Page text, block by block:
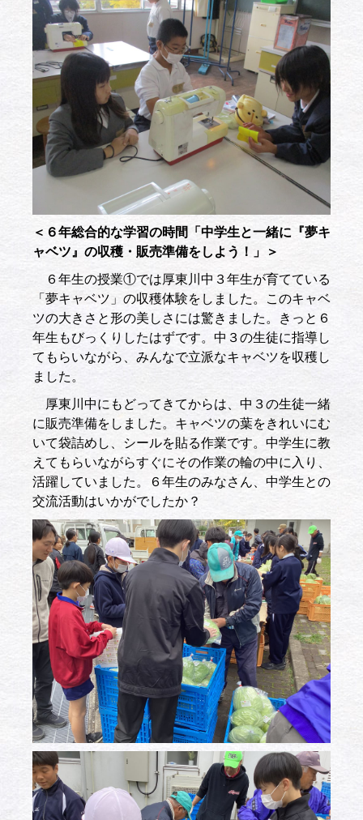
＜６年総合的な学習の時間「中学生と一緒に『夢キ
ャベツ』の収穫・販売準備をしよう！」＞
６年生の授業①では厚東川中３年生が育てている
「夢キャベツ」の収穫体験をしました。このキャベ
ツの大きさと形の美しさには驚きました。きっと６
年生もびっくりしたはずです。中３の生徒に指導し
てもらいながら、みんなで立派なキャベツを収穫し
ました。
厚東川中にもどってきてからは、中３の生徒一緒
に販売準備をしました。キャベツの葉をきれいにむ
いて袋詰めし、シールを貼る作業です。中学生に教
えてもらいながらすぐにその作業の輪の中に入り、
活躍していました。６年生のみなさん、中学生との
交流活動はいかがでしたか？